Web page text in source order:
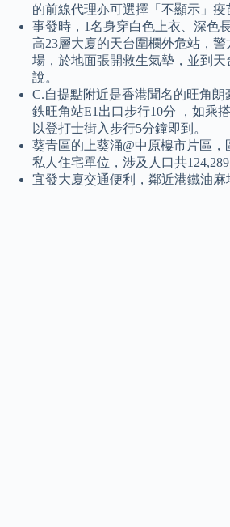
的前線代理亦可選擇「不顯示」疫
事發時，1名身穿白色上衣、深色
高23層大廈的天台圍欄外危站，警
場，於地面張開救生氣墊，並到天
說。
C.自提點附近是香港聞名的旺角朗
鉄旺角站E1出口步行10分 ，如乘
以登打士街入步行5分鐘即到。
葵青區的上葵涌@中原樓市片區，
私人住宅單位，涉及人口共124,289
宜發大廈交通便利，鄰近港鐵油麻